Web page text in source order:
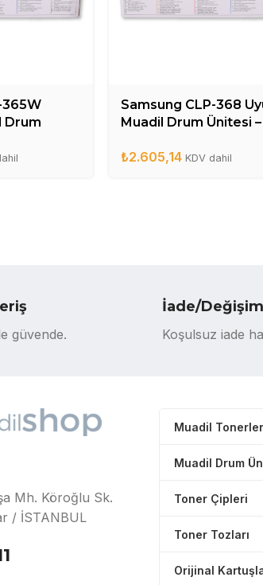
365W
Drum
Samsung CLP-368
Muadil Drum Ünitesi –
₺2.605,14 KDV dahil
güvende.
İade/Değişim
Koşulsuz iade
Mh. Köroğlu Sk.
/ İSTANBUL
Muadil Tonerler
Muadil Drum
Toner Çipleri
Toner Tozları
Orijinal